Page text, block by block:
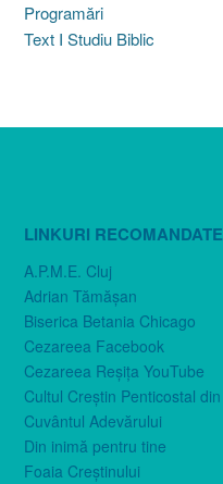
Programări
Text I Studiu Biblic
LINKURI RECOMANDATE
A.P.M.E. Cluj
Adrian Tămăşan
Biserica Betania Chicago
Cezareea Facebook
Cezareea Reşiţa YouTube
Cultul Creştin Penticostal
Cuvântul Adevărului
Din inimă pentru tine
Foaia Creştinului